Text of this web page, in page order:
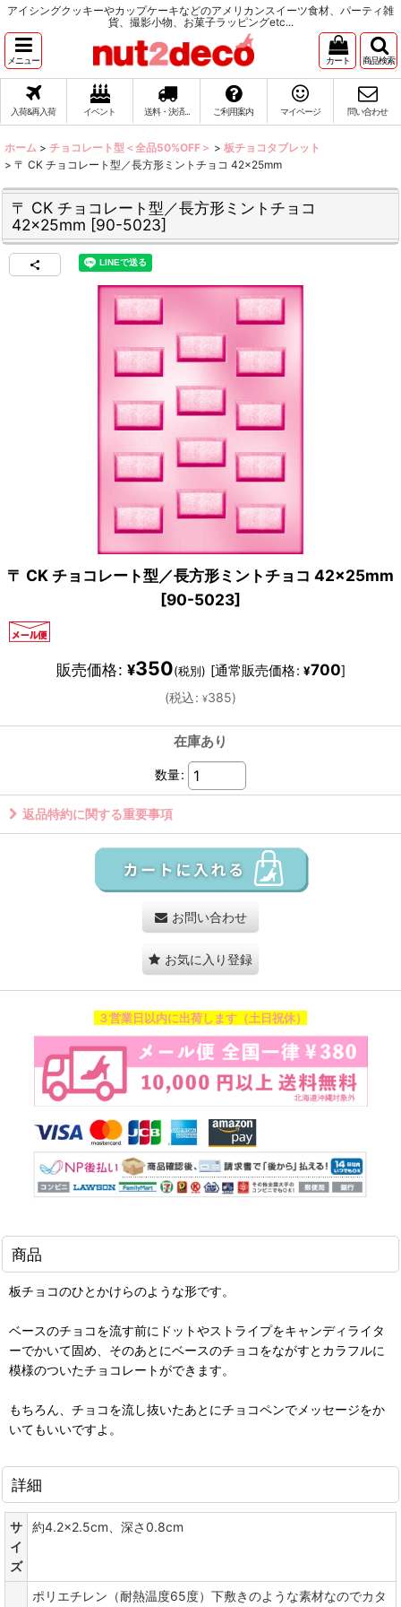
アイシングクッキーやカップケーキなどのアメリカンスイーツ食材、パーティ雑
貨、撮影小物、お菓子ラッピングetc...
メニュー カート 商品検索
入荷&再入荷 イベント 送料・決済... ご利用案内 マイページ 問い合わせ
ホーム > チョコレート型＜全品50%OFF＞ > 板チョコタブレット
> 〒 CK チョコレート型／長方形ミントチョコ 42×25mm
〒 CK チョコレート型／長方形ミントチョコ
42×25mm [90-5023]
〒 CK チョコレート型／長方形ミントチョコ 42×25mm
[90-5023]
販売価格: ¥350(税別) [通常販売価格: ¥700]
(税込: ¥385)
在庫あり
数量:
返品特約に関する重要事項
お問い合わせ
お気に入り登録
３営業日以内に出荷します（土日祝休）
商品
板チョコのひとかけらのような形です。
ベースのチョコを流す前にドットやストライプをキャンディライタ
ーでかいて固め、そのあとにベースのチョコをながすとカラフルに
模様のついたチョコレートができます。
もちろん、チョコを流し抜いたあとにチョコペンでメッセージをか
いてもいいですよ。
詳細
サ
イ
ズ
約4.2×2.5cm、深さ0.8cm
ポリエチレン（耐熱温度65度）下敷きのような素材なのでカタ